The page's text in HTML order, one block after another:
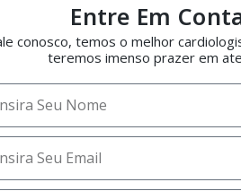
Entre Em
conosco, temos o melhor
teremos imenso prazer em